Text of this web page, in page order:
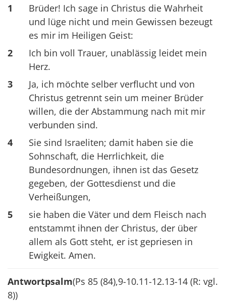
1
Brüder! Ich sage in Christus die Wahrheit
und lüge nicht und mein Gewissen bezeugt
es mir im Heiligen Geist:
2
Ich bin voll Trauer, unablässig leidet mein
Herz.
3
Ja, ich möchte selber verflucht und von
Christus getrennt sein um meiner Brüder
willen, die der Abstammung nach mit mir
verbunden sind.
4
Sie sind Israeliten; damit haben sie die
Sohnschaft, die Herrlichkeit, die
Bundesordnungen, ihnen ist das Gesetz
gegeben, der Gottesdienst und die
Verheißungen,
5
sie haben die Väter und dem Fleisch nach
entstammt ihnen der Christus, der über
allem als Gott steht, er ist gepriesen in
Ewigkeit. Amen.
Antwortpsalm(Ps 85 (84),9-10.11-12.13-14 (R: vgl.
8))